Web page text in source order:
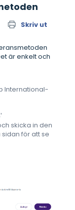
Skriv ut
är enkelt och
International-
skicka in den
för att se